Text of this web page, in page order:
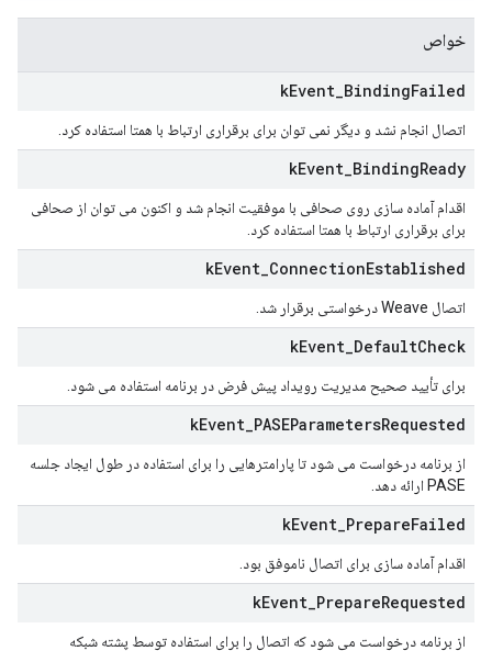
خواص
kEvent BindingFailed
اتصال انجام نشد و دیگر نمی توان برای برقراری ارتباط با همتا استفاده کرد.
kEvent BindingReady
اقدام آماده سازی روی صحافی با موفقیت انجام شد و اکنون می توان از صحافی
برای برقراری ارتباط با همتا استفاده کرد.
kEvent ConnectionEstablished
اتصال Weave درخواستی برقرار شد.
kEvent DefaultCheck
برای تأیید صحیح مدیریت رویداد پیش فرض در برنامه استفاده می شود.
kEvent PASEParametersRequested
از برنامه درخواست می شود تا پارامترهایی را برای استفاده در طول ایجاد جلسه
PASE ارائه دهد.
kEvent PrepareFailed
اقدام آماده سازی برای اتصال ناموفق بود.
kEvent PrepareRequested
از برنامه درخواست می شود که اتصال را برای استفاده توسط پشته شبکه